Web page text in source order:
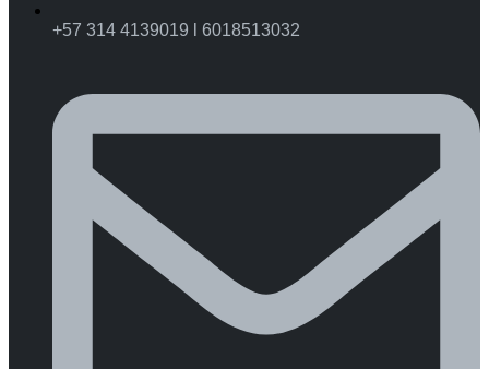
+57 314 4139019 l 6018513032